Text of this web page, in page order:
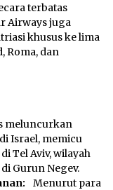
terbatas
Airways juga
khusus ke lima
Roma, dan
meluncurkan
Israel, memicu
Tel Aviv, wilayah
Gurun Negev.
Menurut para